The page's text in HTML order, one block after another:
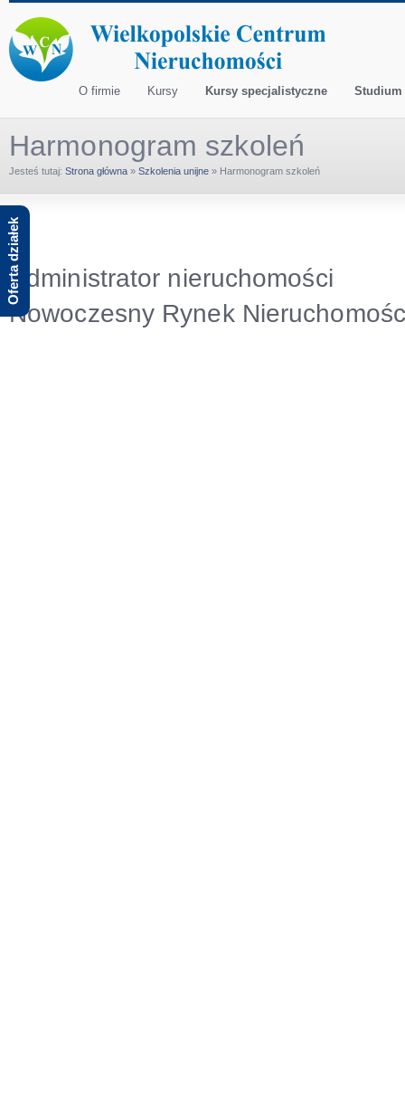
O firmie Kursy Kursy specjalistyczne Studium
Harmonogram szkoleń
Jesteś tutaj: Strona główna » Szkolenia unijne » Harmonogram szkoleń
Administrator nieruchomości
Nowoczesny Rynek
Oferta działek